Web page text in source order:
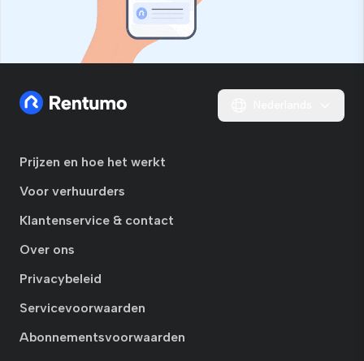
Prijzen en hoe het werkt
Voor verhuurders
Klantenservice & contact
Over ons
Privacybeleid
Servicevoorwaarden
Abonnementsvoorwaarden